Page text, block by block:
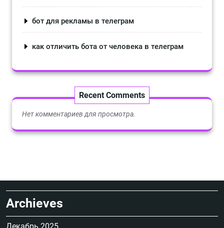
бот для рекламы в телеграм
как отличить бота от человека в телеграм
Recent Comments
Нет комментариев для просмотра.
Archieves